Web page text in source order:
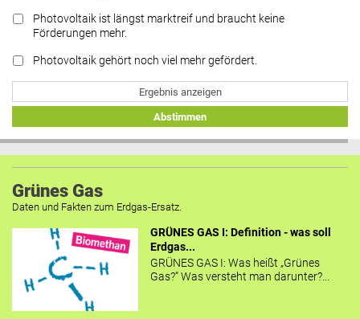
Photovoltaik ist längst marktreif und braucht keine
Förderungen mehr.
Photovoltaik gehört noch viel mehr gefördert.
Ergebnis anzeigen
Abstimmen
Grünes Gas
Daten und Fakten zum Erdgas-Ersatz.
GRÜNES GAS I: Definition - was soll
Erdgas...
GRÜNES GAS I: Was heißt „Grünes
Gas?“ Was versteht man darunter?...